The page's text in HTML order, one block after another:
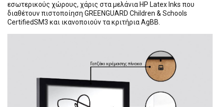
εσωτερικούς χώρους, χάρις στα μελάνια HP Latex Inks που
διαθέτουν πιστοποίηση GREENGUARD Children & Schools
CertifiedSM3 και ικανοποιούν τα κριτήρια AgBB.